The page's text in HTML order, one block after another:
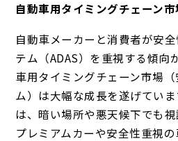
自動車用タイミングチェーン
自動車メーカーと消費者が安
テム（ADAS）を重視する傾向
車用タイミングチェーン市場
ム）は大幅な成長を遂げてい
は、暗い場所や悪天候下でも視
プレミアムカーや安全性重視